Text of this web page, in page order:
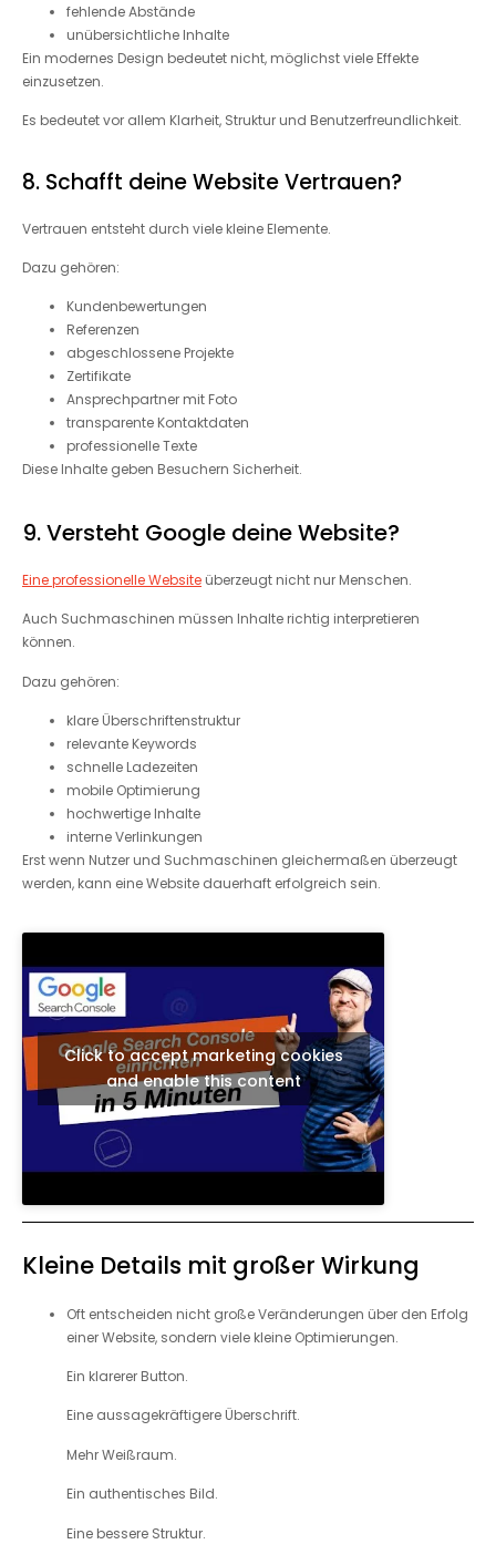
fehlende Abstände
unübersichtliche Inhalte
Ein modernes Design bedeutet nicht, möglichst viele Effekte
einzusetzen.
Es bedeutet vor allem Klarheit, Struktur und Benutzerfreundlichkeit.
8. Schafft deine Website Vertrauen?
Vertrauen entsteht durch viele kleine Elemente.
Dazu gehören:
Kundenbewertungen
Referenzen
abgeschlossene Projekte
Zertifikate
Ansprechpartner mit Foto
transparente Kontaktdaten
professionelle Texte
Diese Inhalte geben Besuchern Sicherheit.
9. Versteht Google deine Website?
Eine professionelle Website überzeugt nicht nur Menschen.
Auch Suchmaschinen müssen Inhalte richtig interpretieren
können.
Dazu gehören:
klare Überschriftenstruktur
relevante Keywords
schnelle Ladezeiten
mobile Optimierung
hochwertige Inhalte
interne Verlinkungen
Erst wenn Nutzer und Suchmaschinen gleichermaßen überzeugt
werden, kann eine Website dauerhaft erfolgreich sein.
Click to accept marketing cookies
and enable this content
Kleine Details mit großer Wirkung
Oft entscheiden nicht große Veränderungen über den Erfolg
einer Website, sondern viele kleine Optimierungen.
Ein klarerer Button.
Eine aussagekräftigere Überschrift.
Mehr Weißraum.
Ein authentisches Bild.
Eine bessere Struktur.